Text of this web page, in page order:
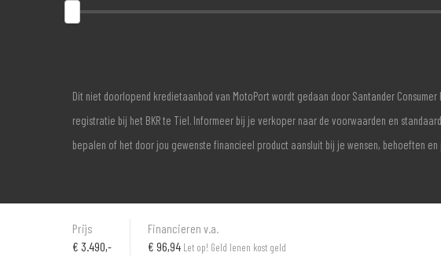
Dit niet doorlopend kredietaanbod van MotoPort wordt gedaan door Santander
registratie bij het BKR te Tiel. Informeer bij je verkoper naar de voorwaarden en
bepalen of het door jou gewenste financieel product aansluit bij je wensen, behoeften
Prijs
€ 3.490,-
Financieren v.a.
€ 96,94 Let op! Geld lenen kost geld